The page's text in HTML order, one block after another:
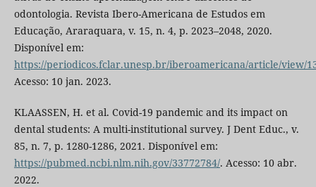
odontologia. Revista Ibero-Americana de Estudos em
Educação, Araraquara, v. 15, n. 4, p. 2023–2048, 2020.
Disponível em:
https://periodicos.fclar.unesp.br/iberoamericana/article/view/
Acesso: 10 jan. 2023.
KLAASSEN, H. et al. Covid-19 pandemic and its impact on
dental students: A multi-institutional survey. J Dent Educ., v.
85, n. 7, p. 1280-1286, 2021. Disponível em:
https://pubmed.ncbi.nlm.nih.gov/33772784/. Acesso: 10 abr.
2022.